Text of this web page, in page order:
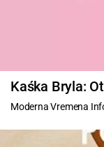
Kaśka Bryla:
Moderna Vremena